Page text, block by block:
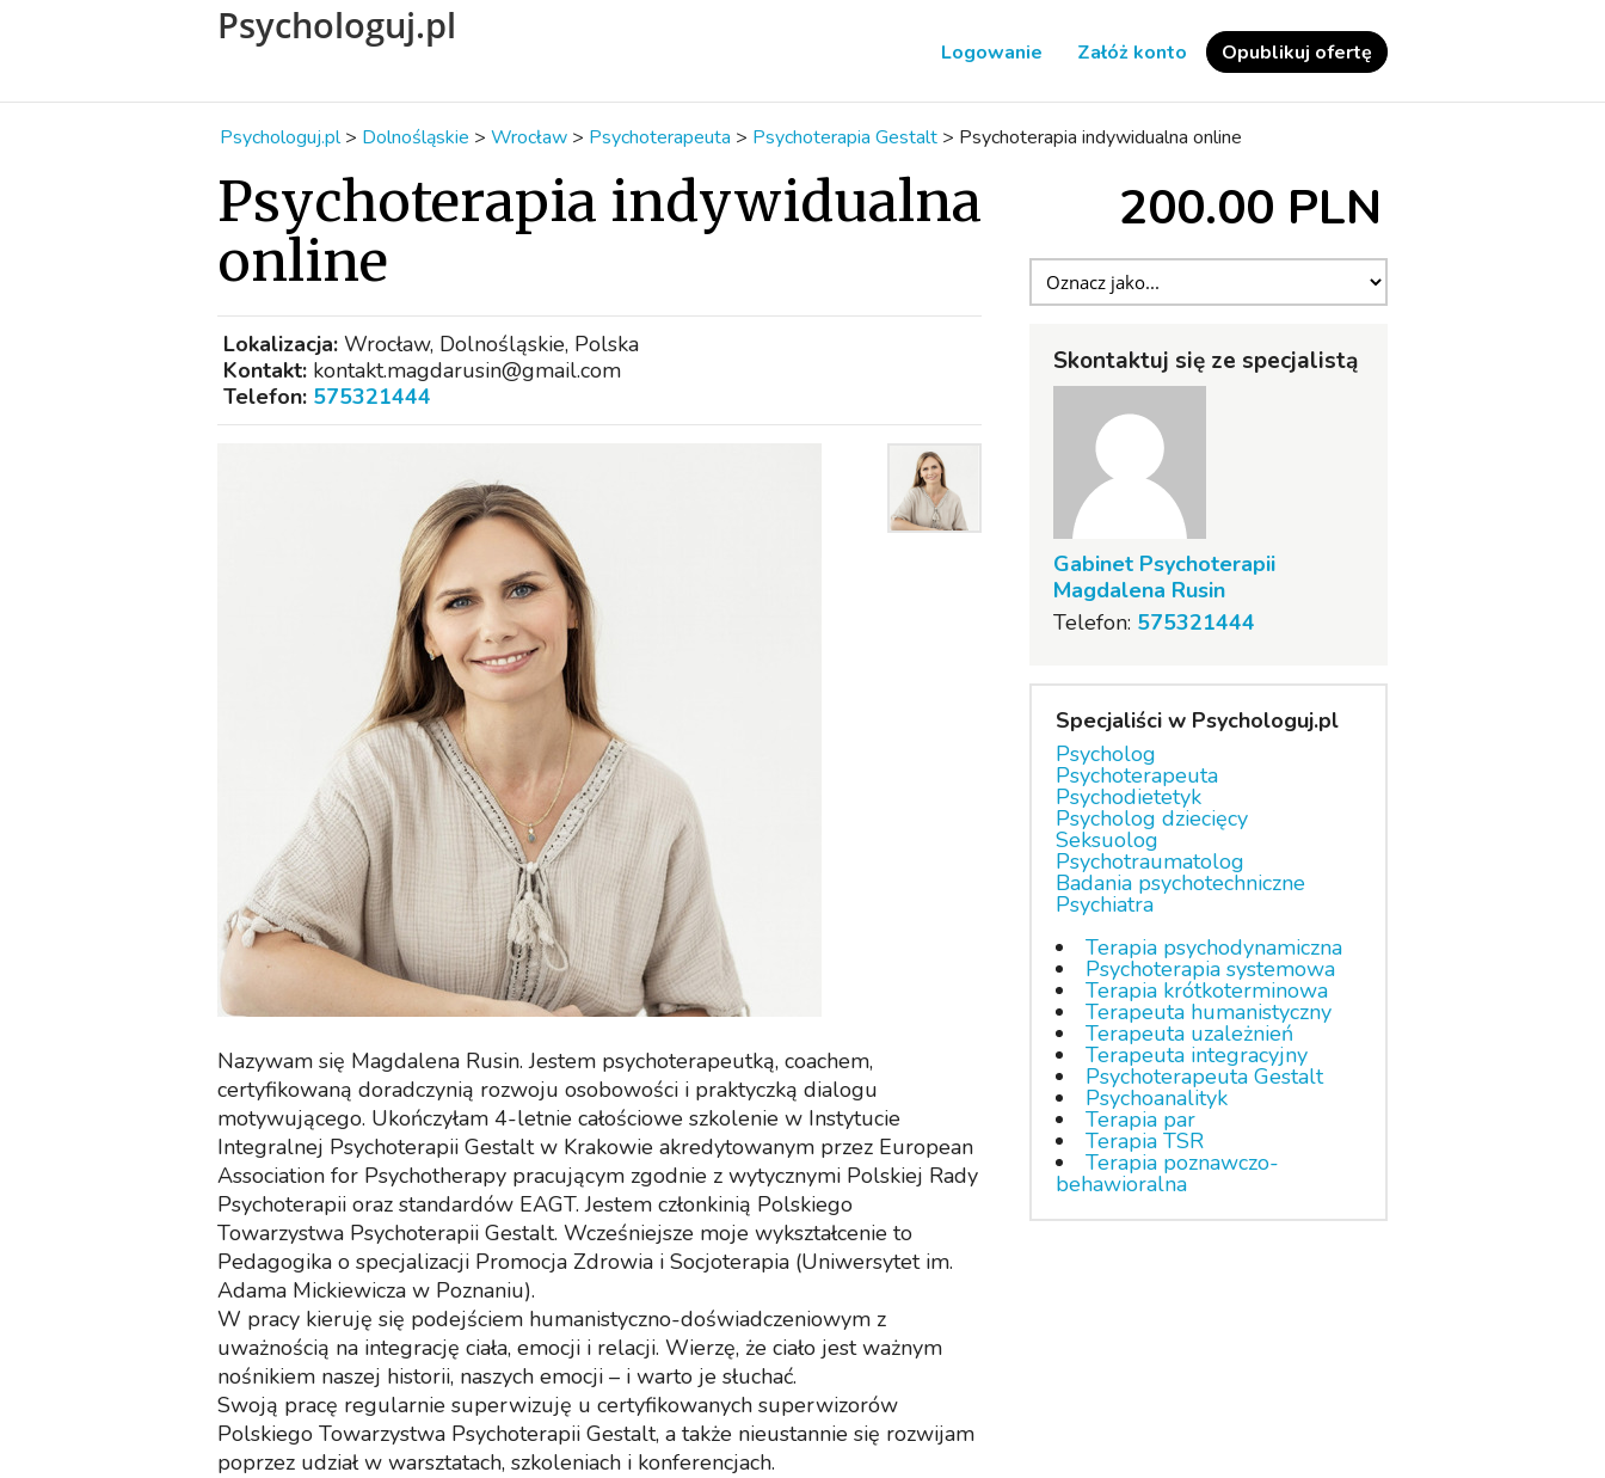
Psychologuj.pl
Logowanie Załóż konto Opublikuj ofertę
Psychologuj.pl > Dolnośląskie > Wrocław > Psychoterapeuta > Psychoterapia Gestalt > Psychoterapia indywidualna online
Psychoterapia indywidualna
online
Lokalizacja: Wrocław, Dolnośląskie, Polska
Kontakt: kontakt.magdarusin@gmail.com
Telefon: 575321444
Nazywam się Magdalena Rusin. Jestem psychoterapeutką, coachem,
certyfikowaną doradczynią rozwoju osobowości i praktyczką dialogu
motywującego. Ukończyłam 4-letnie całościowe szkolenie w Instytucie
Integralnej Psychoterapii Gestalt w Krakowie akredytowanym przez European
Association for Psychotherapy pracującym zgodnie z wytycznymi Polskiej Rady
Psychoterapii oraz standardów EAGT. Jestem członkinią Polskiego
Towarzystwa Psychoterapii Gestalt. Wcześniejsze moje wykształcenie to
Pedagogika o specjalizacji Promocja Zdrowia i Socjoterapia (Uniwersytet im.
Adama Mickiewicza w Poznaniu).
W pracy kieruję się podejściem humanistyczno-doświadczeniowym z
uważnością na integrację ciała, emocji i relacji. Wierzę, że ciało jest ważnym
nośnikiem naszej historii, naszych emocji – i warto je słuchać.
Swoją pracę regularnie superwizuję u certyfikowanych superwizorów
Polskiego Towarzystwa Psychoterapii Gestalt, a także nieustannie się rozwijam
poprzez udział w warsztatach, szkoleniach i konferencjach.
200.00 PLN
Skontaktuj się ze specjalistą
Gabinet Psychoterapii
Magdalena Rusin
Telefon: 575321444
Specjaliści w Psychologuj.pl
Psycholog
Psychoterapeuta
Psychodietetyk
Psycholog dziecięcy
Seksuolog
Psychotraumatolog
Badania psychotechniczne
Psychiatra
Terapia psychodynamiczna
Psychoterapia systemowa
Terapia krótkoterminowa
Terapeuta humanistyczny
Terapeuta uzależnień
Terapeuta integracyjny
Psychoterapeuta Gestalt
Psychoanalityk
Terapia par
Terapia TSR
Terapia poznawczo-
behawioralna